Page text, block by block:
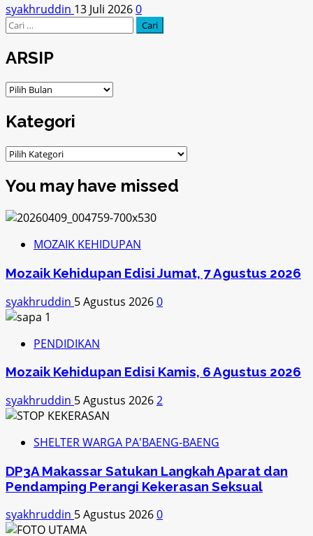
syakhruddin 13 Juli 20260
Cari
untuk:
ARSIP
ARSIP
Kategori
Kategori
You may have missed
MOZAIK KEHIDUPAN
Mozaik Kehidupan Edisi Jumat, 7 Agustus 2026
syakhruddin 5 Agustus 20260
PENDIDIKAN
Mozaik Kehidupan Edisi Kamis, 6 Agustus 2026
syakhruddin 5 Agustus 20262
SHELTER WARGA PA'BAENG-BAENG
DP3A Makassar Satukan Langkah Aparat dan
Pendamping Perangi Kekerasan Seksual
syakhruddin 5 Agustus 20260